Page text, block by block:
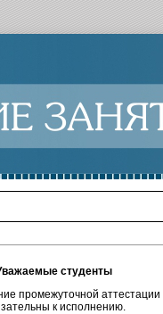
студенты
промежуточной аттестации
к исполнению.